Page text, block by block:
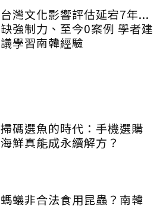
台灣文化影響評估延宕7年...
缺強制力、至今0案例 學者建
議學習南韓經驗
掃碼選魚的時代：手機選購
海鮮真能成永續解方？
螞蟻非合法食用昆蟲？南韓